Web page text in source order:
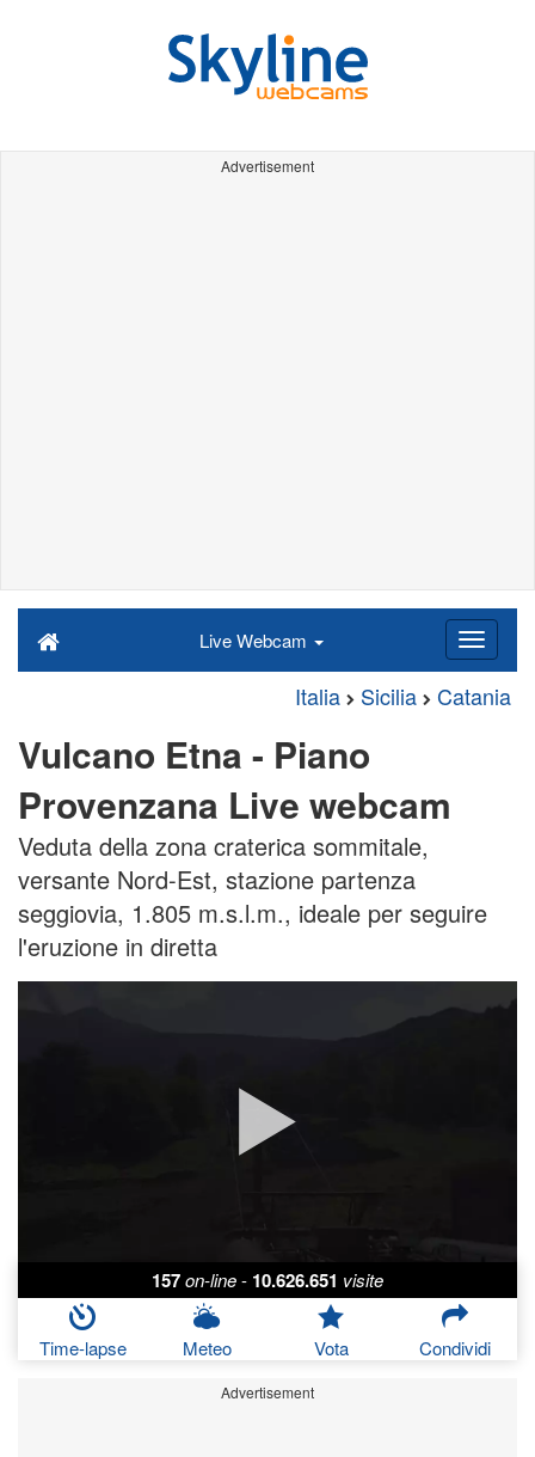
Advertisement
Live Webcam
Italia Sicilia Catania
Vulcano Etna - Piano
Provenzana Live webcam
Veduta della zona craterica sommitale,
versante Nord-Est, stazione partenza
seggiovia, 1.805 m.s.l.m., ideale per seguire
l'eruzione in diretta
157on-line- 10.626.651 visite
Time-lapse Meteo Vota Condividi
Advertisement